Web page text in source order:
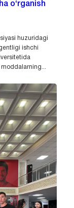
o‘rganish
huzuridagi
ishchi